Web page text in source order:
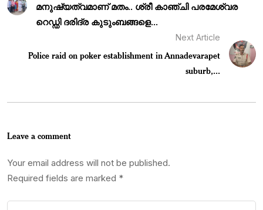
മനുഷ്യത്വമാണ് മതം.. ശ്രീ കാഞ്ചി പരമേശ്വര
റെഡ്ഡി ദരിദ്ര കുടുംബങ്ങളെ...
Next Article
Police raid on poker establishment in Annadevarapet
suburb,...
Leave a comment
Your email address will not be published.
Required fields are marked *